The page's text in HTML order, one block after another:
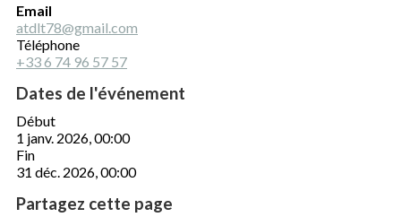
Email
atdlt78@gmail.com
Téléphone
+33 6 74 96 57 57
Dates de l'événement
Début
1 janv. 2026, 00:00
Fin
31 déc. 2026, 00:00
Partagez cette page